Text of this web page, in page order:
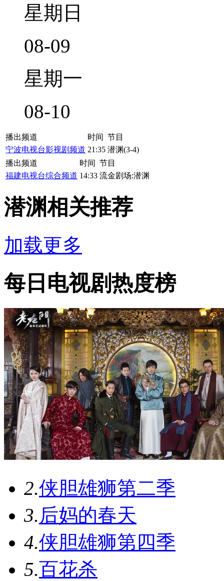
星期日
08-09
星期一
08-10
播出频道 时间 节目
宁波电视台影视剧频道 21:35 潜渊(3-4)
播出频道
时间 节目
福建电视台综合频道 14:33 流金剧场:潜渊
潜渊相关推荐
加载更多
每日电视剧热度榜
2.侠胆雄狮第二季
3.后妈的春天
4.侠胆雄狮第四季
5.百花杀